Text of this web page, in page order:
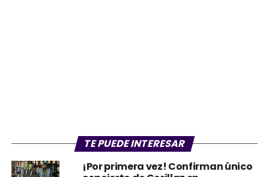
TE PUEDE INTERESAR
¡Por primera vez! Confirman único